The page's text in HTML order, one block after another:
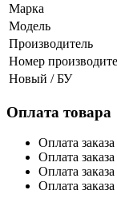
Марка
Модель
Производитель
Номер
Новый / БУ
Оплата товара
Оплата
Оплата
Оплата
Оплата